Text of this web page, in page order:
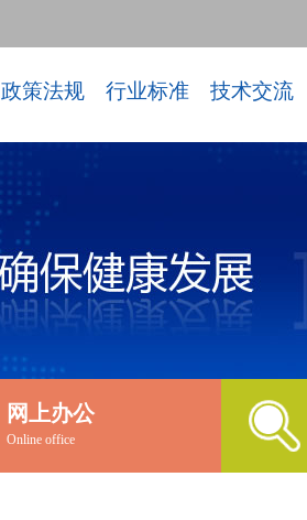
政策法规 行业标准 技术交流
网上办公
Online office